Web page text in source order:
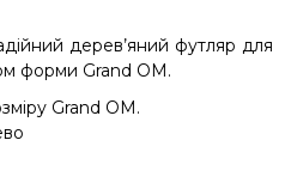
дерев’яний футляр для
форми Grand OM.
Grand OM.